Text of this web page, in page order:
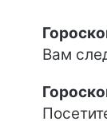
Вам